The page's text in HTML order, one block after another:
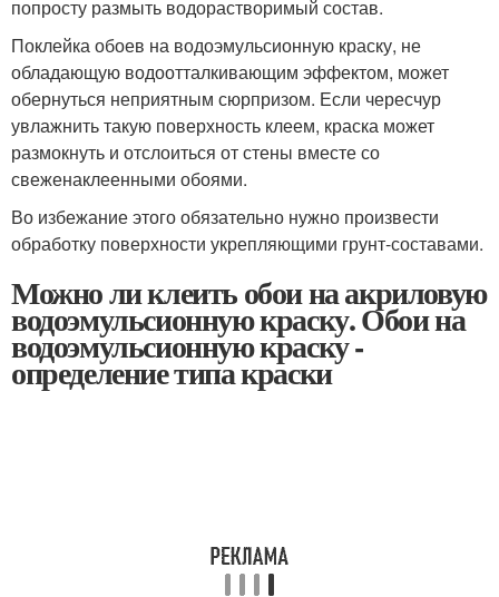
попросту размыть водорастворимый состав.
Поклейка обоев на водоэмульсионную краску, не
обладающую водоотталкивающим эффектом, может
обернуться неприятным сюрпризом. Если чересчур
увлажнить такую поверхность клеем, краска может
размокнуть и отслоиться от стены вместе со
свеженаклеенными обоями.
Во избежание этого обязательно нужно произвести
обработку поверхности укрепляющими грунт-составами.
Можно ли клеить обои на акриловую
водоэмульсионную краску. Обои на
водоэмульсионную краску -
определение типа краски